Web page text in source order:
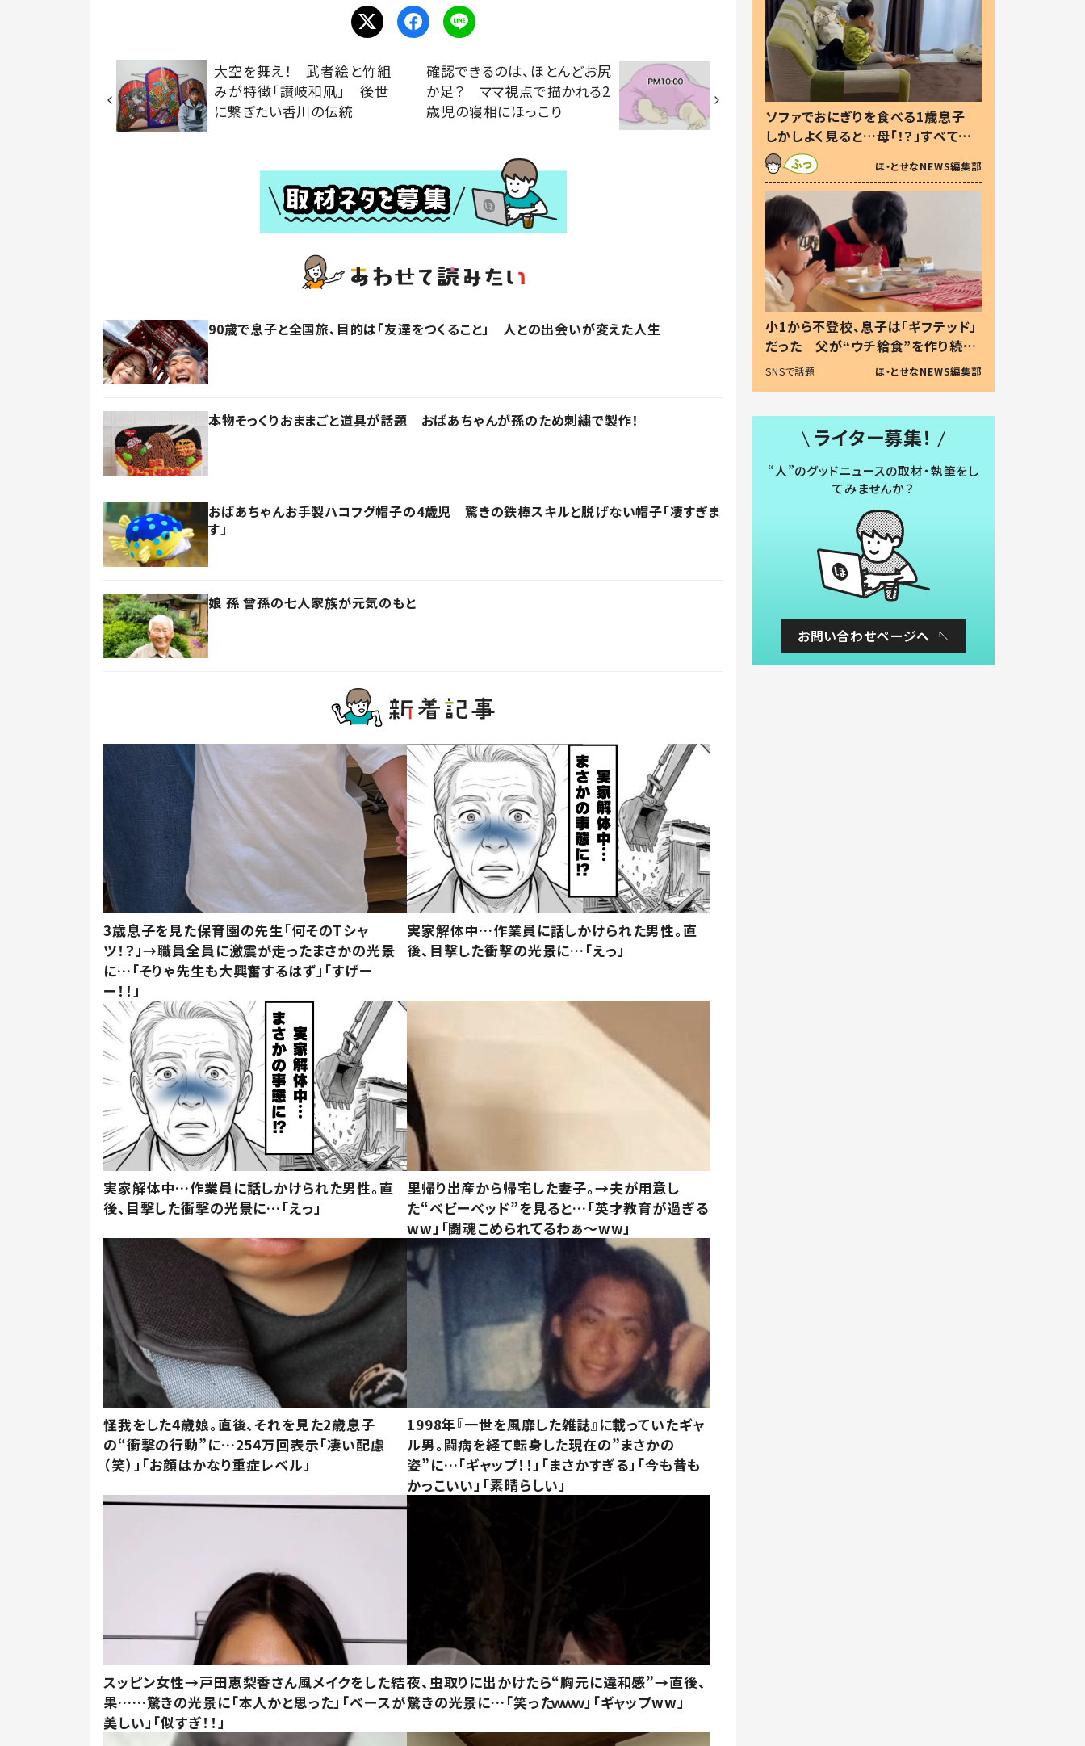
大空を舞え！ 武者絵と竹組
みが特徴「讃岐和凧」 後世
に繋ぎたい香川の伝統
確認できるのは、ほとんどお尻
か足？ ママ視点で描かれる2
歳児の寝相にほっこり
90歳で息子と全国旅、目的は「友達をつくること」 人との出会いが変えた人生
本物そっくりおままごと道具が話題 おばあちゃんが孫のため刺繍で製作！
おばあちゃんお手製ハコフグ帽子の4歳児 驚きの鉄棒スキルと脱げない帽子「凄すぎま
す」
娘 孫 曾孫の七人家族が元気のもと
3歳息子を見た保育園の先生「何そのTシャ
ツ！？」→職員全員に激震が走ったまさかの光景
に…「そりゃ先生も大興奮するはず」「すげー
ー！！」
実家解体中…作業員に話しかけられた男性。直
後、目撃した衝撃の光景に…「えっ」
実家解体中…作業員に話しかけられた男性。直
後、目撃した衝撃の光景に…「えっ」
里帰り出産から帰宅した妻子。→夫が用意し
た“ベビーベッド”を見ると…「英才教育が過ぎる
ww」「闘魂こめられてるわぁ～ww」
怪我をした4歳娘。直後、それを見た2歳息子
の“衝撃の行動”に…254万回表示「凄い配慮
（笑）」「お顔はかなり重症レベル」
1998年『一世を風靡した雑誌』に載っていたギャ
ル男。闘病を経て転身した現在の”まさかの
姿”に…「ギャップ！！」「まさかすぎる」「今も昔も
かっこいい」「素晴らしい」
スッピン女性→戸田恵梨香さん風メイクをした結
果……驚きの光景に「本人かと思った」「ベースが
美しい」「似すぎ！！」
夜、虫取りに出かけたら“胸元に違和感”→直後、
驚きの光景に…「笑ったｗｗｗ」「ギャップww」
ソファでおにぎりを食べる1歳息子
しかしよく見ると…母「！？」すべてを
察した母の投稿に「可愛いから許
す！」「現行犯〜」
ほ・とせなNEWS編集部
小1から不登校、息子は「ギフテッド」
だった 父が“ウチ給食”を作り続け
る理由とは #令和の親 #令和の子
SNSで話題 ほ・とせなNEWS編集部
ライター募集！
“人”のグッドニュースの取材・執筆をし
てみませんか？
お問い合わせページへ